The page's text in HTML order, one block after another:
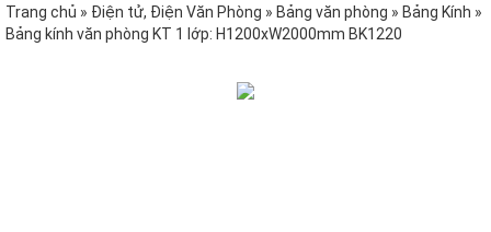
PHẨM
Trang chủ » Điện tử, Điện Văn Phòng » Bảng văn phòng » Bảng Kính »
Bảng kính văn phòng KT 1 lớp: H1200xW2000mm BK1220